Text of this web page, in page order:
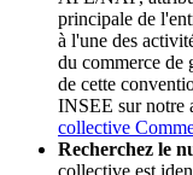
principale de
à l'une des
du commerce de
de cette
INSEE sur notre
collective
Recherchez le
collective est